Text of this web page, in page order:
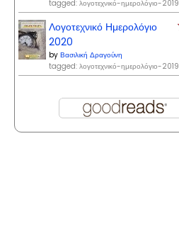
tagged: λογοτεχνικό-ημερολόγιο-2019
Λογοτεχνικό Ημερολόγιο
2020
by Βασιλική Δραγούνη
tagged: λογοτεχνικό-ημερολόγιο-2019